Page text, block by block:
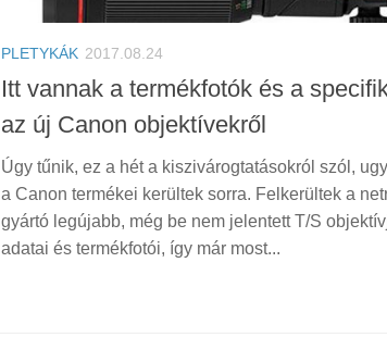
PLETYKÁK 2017.08.24
Itt vannak a termékfotók és a
az új Canon objektívekről
Úgy tűnik, ez a hét a kiszivárogtatásokról szól,
a Canon termékei kerültek sorra. Felkerültek a
gyártó legújabb, még be nem jelentett T/S
adatai és termékfotói, így már most...